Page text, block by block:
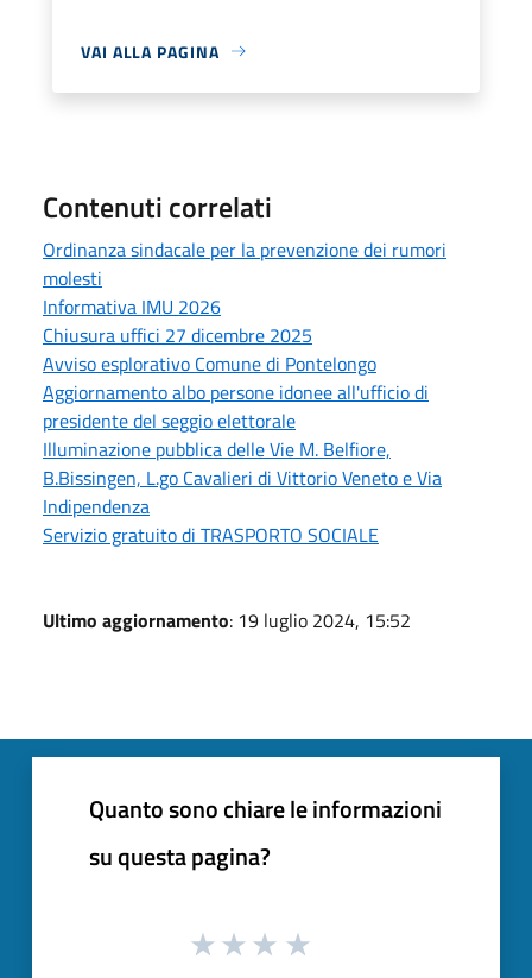
VAI ALLA PAGINA
Contenuti correlati
Ordinanza sindacale per la prevenzione dei rumori
molesti
Informativa IMU 2026
Chiusura uffici 27 dicembre 2025
Avviso esplorativo Comune di Pontelongo
Aggiornamento albo persone idonee all'ufficio di
presidente del seggio elettorale
Illuminazione pubblica delle Vie M. Belfiore,
B.Bissingen, L.go Cavalieri di Vittorio Veneto e Via
Indipendenza
Servizio gratuito di TRASPORTO SOCIALE
Ultimo aggiornamento: 19 luglio 2024, 15:52
Quanto sono chiare le informazioni
su questa pagina?